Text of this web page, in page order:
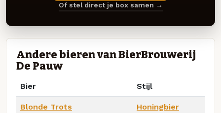
Of stel direct je box samen →
Andere bieren van BierBrouwerij
De Pauw
Bier Stijl
Blonde Trots Honingbier